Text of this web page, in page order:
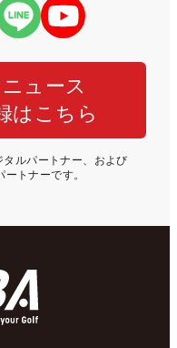
ュース
はこちら
ルパートナー、および
トナーです。